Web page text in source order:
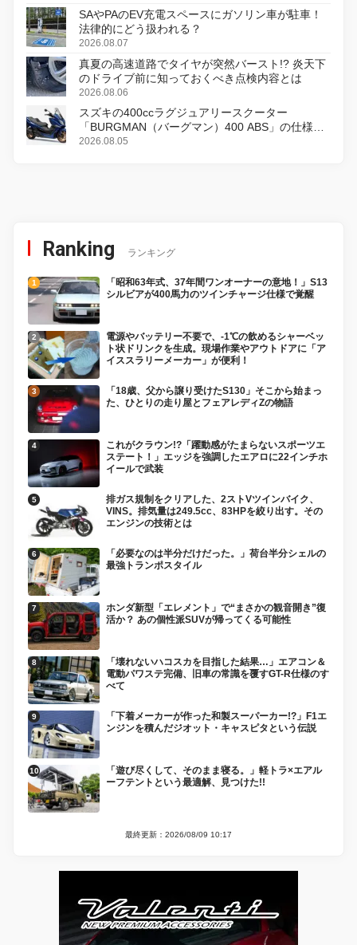
SAやPAのEV充電スペースにガソリン車が駐車！
法律的にどう扱われる？
2026.08.07
真夏の高速道路でタイヤが突然バースト!? 炎天下
のドライブ前に知っておくべき点検内容とは
2026.08.06
スズキの400ccラグジュアリースクーター
「BURGMAN（バーグマン）400 ABS」の仕様を
変更し、8月18日に発売
2026.08.05
Ranking ランキング
「昭和63年式、37年間ワンオーナーの意地！」S13
シルビアが400馬力のツインチャージ仕様で覚醒
電源やバッテリー不要で、-1℃の飲めるシャーベッ
ト状ドリンクを生成。現場作業やアウトドアに「ア
イススラリーメーカー」が便利！
「18歳、父から譲り受けたS130」そこから始まっ
た、ひとりの走り屋とフェアレディZの物語
これがクラウン!?「躍動感がたまらないスポーツエ
ステート！」エッジを強調したエアロに22インチホ
イールで武装
排ガス規制をクリアした、2ストVツインバイク、
VINS。排気量は249.5cc、83HPを絞り出す。その
エンジンの技術とは
「必要なのは半分だけだった。」荷台半分シェルの
最強トランポスタイル
ホンダ新型「エレメント」で“まさかの観音開き”復
活か？ あの個性派SUVが帰ってくる可能性
「壊れないハコスカを目指した結果…」エアコン＆
電動パワステ完備、旧車の常識を覆すGT-R仕様のす
べて
「下着メーカーが作った和製スーパーカー!?」F1エ
ンジンを積んだジオット・キャスピタという伝説
「遊び尽くして、そのまま寝る。」軽トラ×エアル
ーフテントという最適解、見つけた!!
最終更新：2026/08/09 10:17